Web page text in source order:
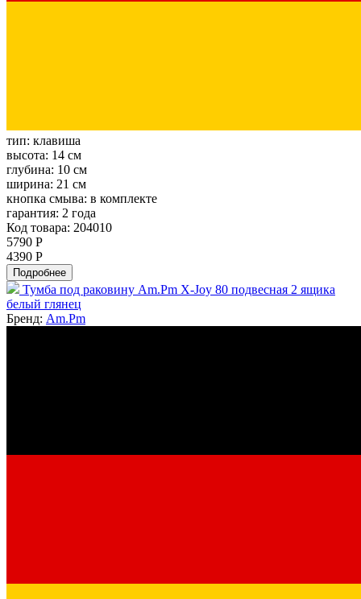
тип: клавиша
высота: 14 см
глубина: 10 см
ширина: 21 см
кнопка смыва: в комплекте
гарантия: 2 года
Код товара: 204010
5790 Р
4390 Р
Подробнее
Тумба под раковину Am.Pm X-Joy 80 подвесная 2 ящика
белый глянец
Бренд: Am.Pm